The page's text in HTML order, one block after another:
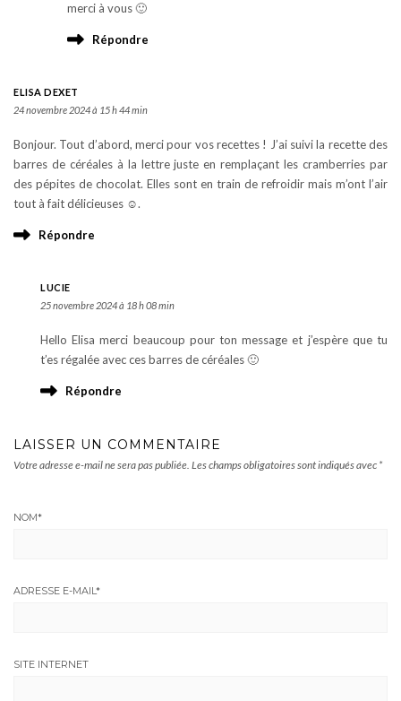
merci à vous 🙂
Répondre
ELISA DEXET
24 novembre 2024 à 15 h 44 min
Bonjour. Tout d’abord, merci pour vos recettes ! J’ai suivi la recette des
barres de céréales à la lettre juste en remplaçant les cramberries par
des pépites de chocolat. Elles sont en train de refroidir mais m’ont l’air
tout à fait délicieuses ☺️.
Répondre
LUCIE
25 novembre 2024 à 18 h 08 min
Hello Elisa merci beaucoup pour ton message et j’espère que tu
t’es régalée avec ces barres de céréales 🙂
Répondre
LAISSER UN COMMENTAIRE
Votre adresse e-mail ne sera pas publiée. Les champs obligatoires sont indiqués avec *
NOM*
ADRESSE E-MAIL*
SITE INTERNET